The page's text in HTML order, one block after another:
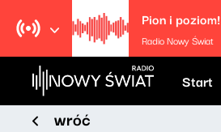
Pion i poziom!
Radio Nowy Świat
Start
wróć